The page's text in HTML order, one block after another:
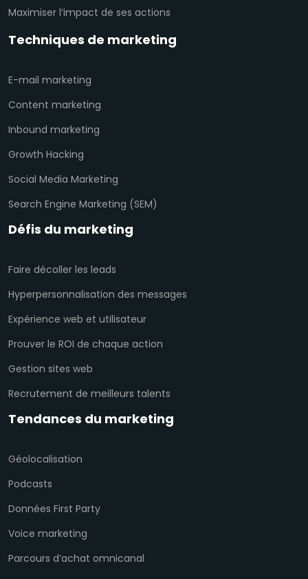
Maximiser l’impact de ses actions
Techniques de marketing
E-mail marketing
Content marketing
Inbound marketing
Growth Hacking
Social Media Marketing
Search Engine Marketing (SEM)
Défis du marketing
Faire décoller les leads
Hyperpersonnalisation des messages
Expérience web et utilisateur
Prouver le ROI de chaque action
Gestion sites web
Recrutement de meilleurs talents
Tendances du marketing
Géolocalisation
Podcasts
Données First Party
Voice marketing
Parcours d’achat omnicanal